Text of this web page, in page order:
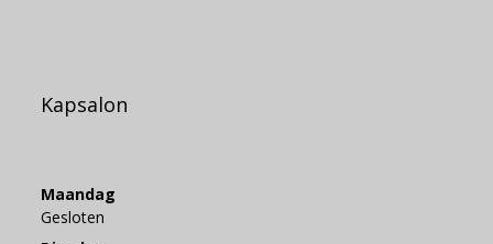
Kapsalon
Maandag
Gesloten